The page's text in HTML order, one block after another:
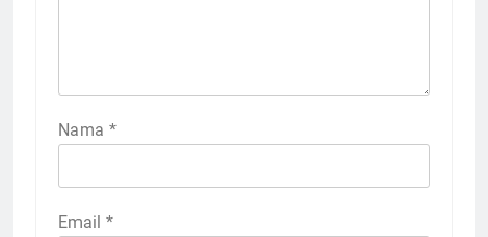
Nama *
Email *